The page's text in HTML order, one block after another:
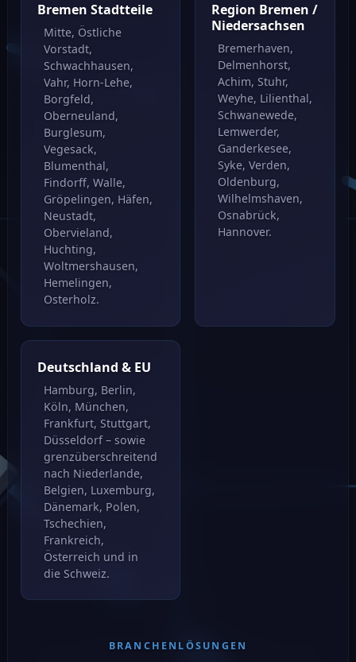
Bremen Stadtteile
Mitte, Östliche
Vorstadt,
Schwachhausen,
Vahr, Horn-Lehe,
Borgfeld,
Oberneuland,
Burglesum,
Vegesack,
Blumenthal,
Findorff, Walle,
Gröpelingen, Häfen,
Neustadt,
Obervieland,
Huchting,
Woltmershausen,
Hemelingen,
Osterholz.
Region Bremen /
Niedersachsen
Bremerhaven,
Delmenhorst,
Achim, Stuhr,
Weyhe, Lilienthal,
Schwanewede,
Lemwerder,
Ganderkesee,
Syke, Verden,
Oldenburg,
Wilhelmshaven,
Osnabrück,
Hannover.
Deutschland & EU
Hamburg, Berlin,
Köln, München,
Frankfurt, Stuttgart,
Düsseldorf – sowie
grenzüberschreitend
nach Niederlande,
Belgien, Luxemburg,
Dänemark, Polen,
Tschechien,
Frankreich,
Österreich und in
die Schweiz.
BRANCHENLÖSUNGEN